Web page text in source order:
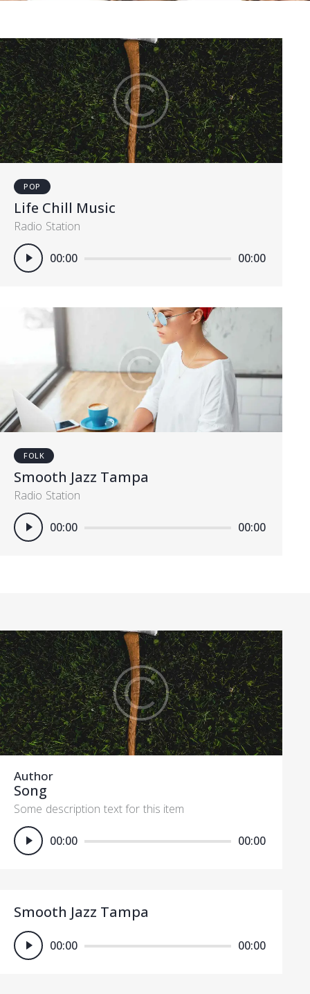
POP
Life Chill Music
Radio Station
Πρόγραμμα
Αναπαραγωγής
00:00 00:00
FOLK
Smooth Jazz Tampa
Radio Station
Πρόγραμμα
Αναπαραγωγής
00:00 00:00
Author
Song
Some description text for this item
Πρόγραμμα
Αναπαραγωγής
00:00 00:00
Smooth Jazz Tampa
Πρόγραμμα
Αναπαραγωγής
00:00 00:00